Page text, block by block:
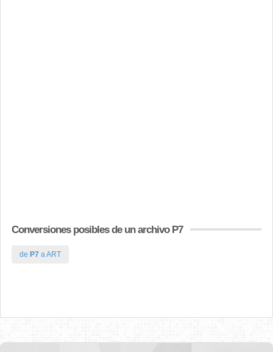
Conversiones posibles de un archivo P7
de P7 a ART